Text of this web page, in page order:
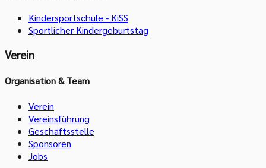
Kindersportschule - KiSS
Sportlicher Kindergeburtstag
Verein
Organisation & Team
Verein
Vereinsführung
Geschäftsstelle
Sponsoren
Jobs